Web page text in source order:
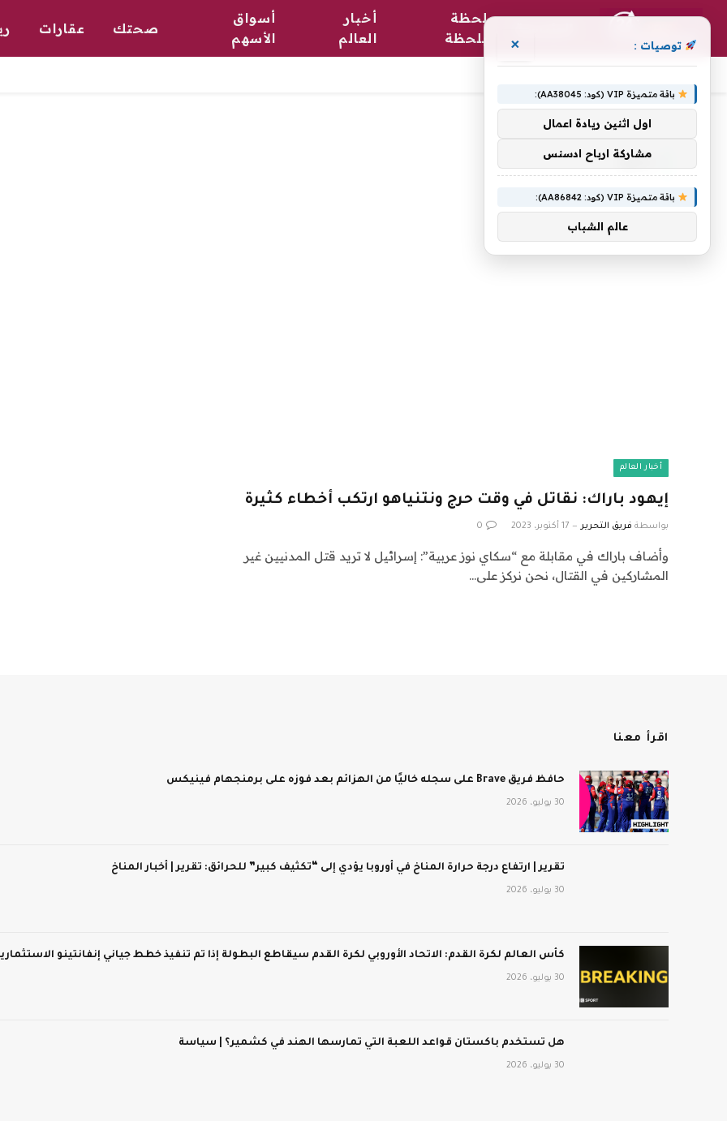
لحظة
بلحظة
أخبار
العالم
أسواق
الأسهم
صحتك عقارات
إيهود
أخبار العالم
إيهود باراك: نقاتل في وقت حرج ونتنياهو ارتكب أخطاء كثيرة
بواسطة فريق التحرير 17 أكتوبر، 2023 0
وأضاف باراك في مقابلة مع “سكاي نوز عربية”: إسرائيل لا تريد قتل المدنيين غير
المشاركين في القتال، نحن نركز على…
اقرأ معنا
حافظ فريق Brave على سجله خاليًا من الهزائم بعد فوزه على برمنجهام فينيكس
30 يوليو، 2026
تقرير | ارتفاع درجة حرارة المناخ في أوروبا يؤدي إلى “تكثيف كبير” للحرائق: تقرير | أخبار المناخ
30 يوليو، 2026
كأس العالم لكرة القدم: الاتحاد الأوروبي لكرة القدم سيقاطع البطولة إذا تم تنفيذ خطط جياني إنفانتينو
30 يوليو، 2026
هل تستخدم باكستان قواعد اللعبة التي تمارسها الهند في كشمير؟ | سياسة
30 يوليو، 2026
توصيات : ×
باقة متميزة VIP (كود: AA38045):
اول اثنين ريادة اعمال
مشاركة ارباح ادسنس
باقة متميزة VIP (كود: AA86842):
عالم الشباب